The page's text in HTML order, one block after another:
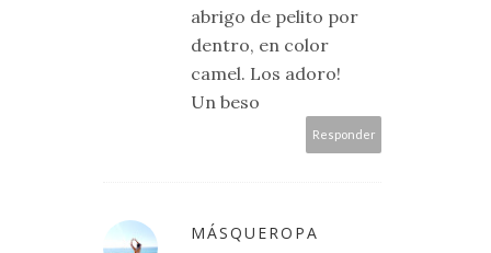
abrigo de pelito por
dentro, en color
camel. Los adoro!
Un beso
Responder
MÁSQUEROPA